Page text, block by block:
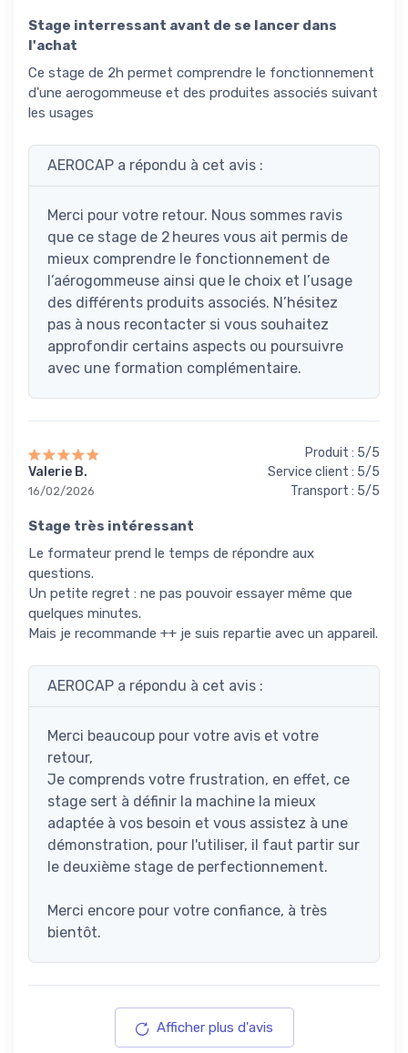
Stage interressant avant de se lancer dans
l'achat
Ce stage de 2h permet comprendre le fonctionnement
d'une aerogommeuse et des produites associés suivant
les usages
AEROCAP a répondu à cet avis :
Merci pour votre retour. Nous sommes ravis
que ce stage de 2 heures vous ait permis de
mieux comprendre le fonctionnement de
l’aérogommeuse ainsi que le choix et l’usage
des différents produits associés. N’hésitez
pas à nous recontacter si vous souhaitez
approfondir certains aspects ou poursuivre
avec une formation complémentaire.
Valerie B.
16/02/2026
Produit : 5/5
Service client : 5/5
Transport : 5/5
Stage très intéressant
Le formateur prend le temps de répondre aux
questions.
Un petite regret : ne pas pouvoir essayer même que
quelques minutes.
Mais je recommande ++ je suis repartie avec un appareil.
AEROCAP a répondu à cet avis :
Merci beaucoup pour votre avis et votre
retour,
Je comprends votre frustration, en effet, ce
stage sert à définir la machine la mieux
adaptée à vos besoin et vous assistez à une
démonstration, pour l'utiliser, il faut partir sur
le deuxième stage de perfectionnement.
Merci encore pour votre confiance, à très
bientôt.
Afficher plus d'avis